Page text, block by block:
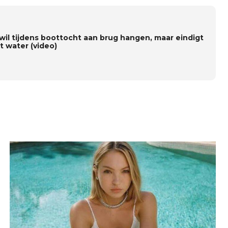
tijdens boottocht aan brug hangen, maar eindigt
water (video)